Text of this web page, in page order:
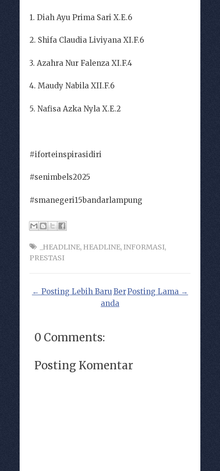
1. Diah Ayu Prima Sari X.E.6
2. Shifa Claudia Liviyana XI.F.6
3. Azahra Nur Falenza XI.F.4
4. Maudy Nabila XII.F.6
5. Nafisa Azka Nyla X.E.2
#iforteinspirasidiri
#senimbels2025
#smanegeri15bandarlampung
_HEADLINE, HEADLINE, INFORMASI,
PRESTASI
← Posting Lebih Baru Posting Lama →
Ber
anda
0 Comments:
Posting Komentar